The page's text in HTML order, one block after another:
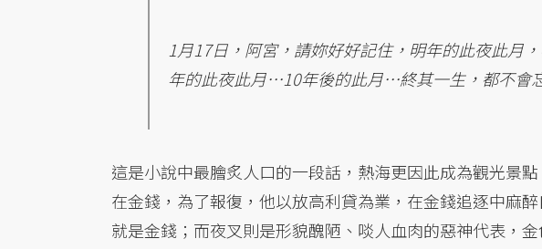
1月17日，阿宮，請妳好好記住，明年的此夜此月
年的此夜此月…10年後的此月…終其一生，都不會
這是小說中最膾炙人口的一段話，熱海更因此成為觀光景
在金錢，為了報復，他以放高利貸為業，在金錢追逐中麻
就是金錢；而夜叉則是形貌醜陋、啖人血肉的惡神代表，